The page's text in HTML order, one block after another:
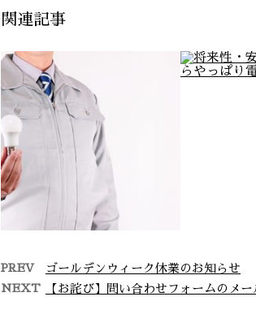
関連記事
【求人中】電気工事の楽し
将来性・
PREV ゴールデンウィーク休業のお知らせ
NEXT 【お詫び】問い合わせフォームのメ